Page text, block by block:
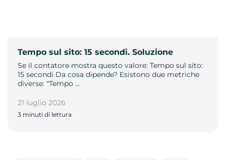
Tempo sul sito: 15 secondi. Soluzione
Se il contatore mostra questo valore: Tempo sul sito:
15 secondi Da cosa dipende? Esistono due metriche
diverse: "Tempo …
21 luglio 2026
3 minuti di lettura